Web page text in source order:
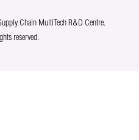
Chain MultiTech R&D Centre.
reserved.